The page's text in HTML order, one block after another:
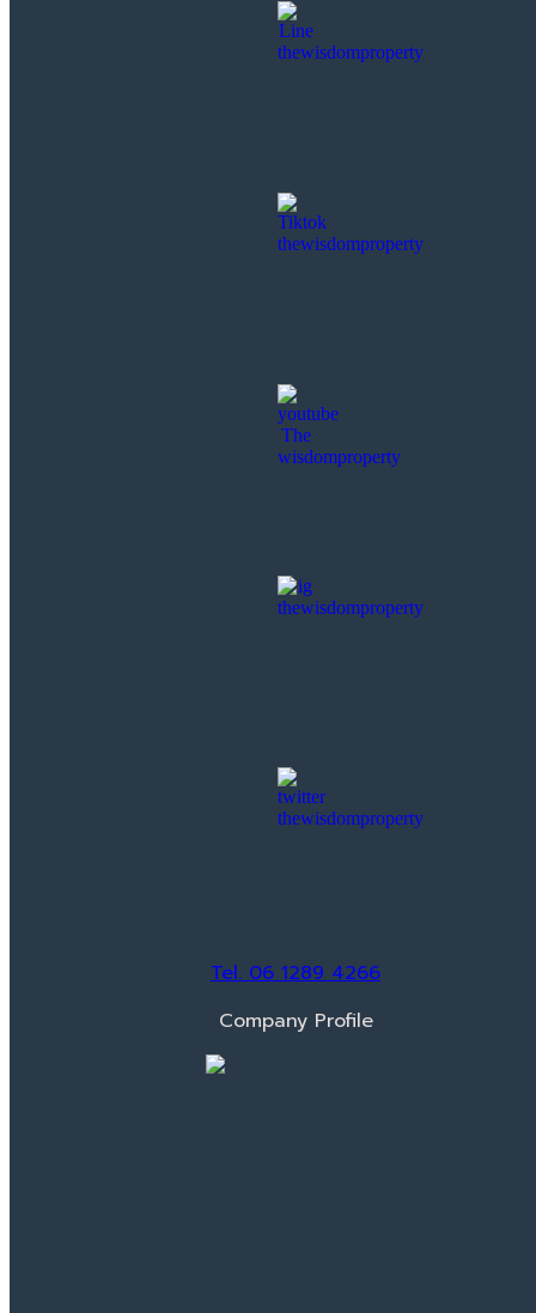
Tel. 06 1289 4266
Company Profile